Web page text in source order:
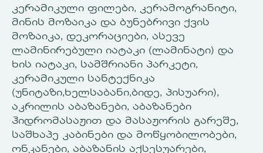
კერამიკული ფილები, კერამოგრანიტი,
მინის მოზაიკა და ბუნებრივი ქვის
მოზაიკა, დეკორაციები, ასევე
ლამინირებული იატაკი (ლამინატი) და
ხის იატაკი, სამშრიანი პარკეტი,
კერამიკული სანტექნიკა
(უნიტაზი,ხელსაბანი,ბიდე, პისუარი),
აკრილის აბაზანები, აბაზანები
ჰიდრომასაჟით და მასაჟორის გარეშე,
საშხაპე კაბინები და მოწყობილობები,
ონკანები, აბაზანის აქსესუარები,